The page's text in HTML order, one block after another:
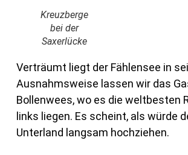
Kreuzberge
bei der
Saxerlücke
Verträumt liegt der Fählensee in
Ausnahmsweise lassen wir das
Bollenwees, wo es die weltbesten
links liegen. Es scheint, als würde
Unterland langsam hochziehen.